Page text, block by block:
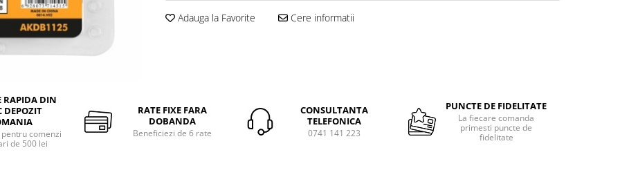
Adauga la Favorite Cere informatii
RAPIDA DIN
DEPOZIT
comenzi
de 500 lei
RATE FIXE FARA
DOBANDA
Beneficiezi de 6 rate
CONSULTANTA
TELEFONICA
0741 141 223
PUNCTE DE FIDELITATE
La fiecare comanda
primesti puncte de
fidelitate